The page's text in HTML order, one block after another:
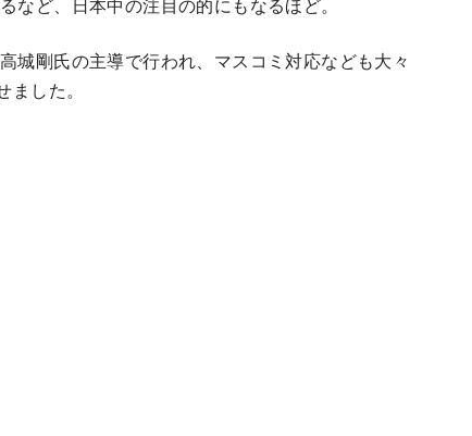
ど、日本中の注目の的にもなるほど。
城剛氏の主導で行われ、マスコミ対応なども大々
した。